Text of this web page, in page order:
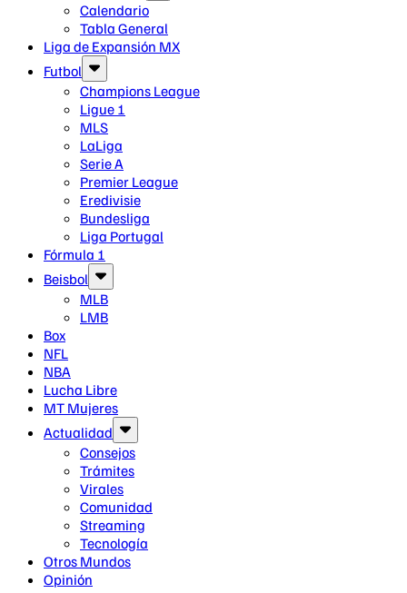
Calendario
Tabla General
Liga de Expansión MX
Futbol
Champions League
Ligue 1
MLS
LaLiga
Serie A
Premier League
Eredivisie
Bundesliga
Liga Portugal
Fórmula 1
Beisbol
MLB
LMB
Box
NFL
NBA
Lucha Libre
MT Mujeres
Actualidad
Consejos
Trámites
Virales
Comunidad
Streaming
Tecnología
Otros Mundos
Opinión